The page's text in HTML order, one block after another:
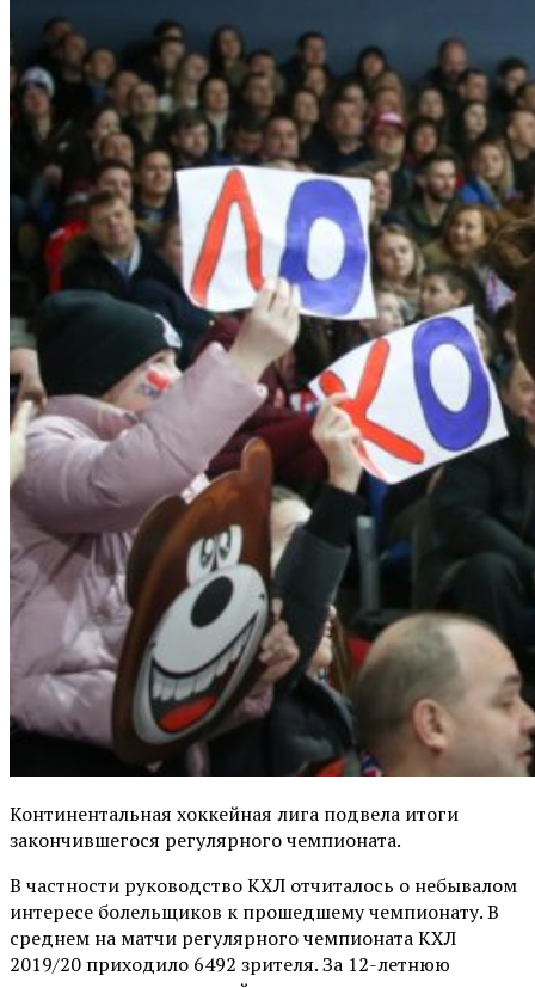
Континентальная хоккейная лига подвела итоги
закончившегося регулярного чемпионата.
В частности руководство КХЛ отчиталось о небывалом
интересе болельщиков к прошедшему чемпионату. В
среднем на матчи регулярного чемпионата КХЛ
2019/20 приходило 6492 зрителя. За 12-летнюю